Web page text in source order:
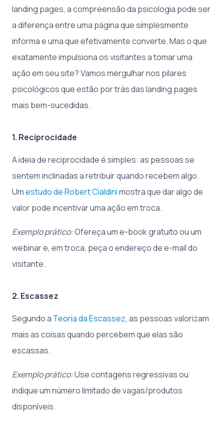
landing pages, a compreensão da psicologia pode ser
a diferença entre uma página que simplesmente
informa e uma que efetivamente converte. Mas o que
exatamente impulsiona os visitantes a tomar uma
ação em seu site? Vamos mergulhar nos pilares
psicológicos que estão por trás das landing pages
mais bem-sucedidas.
1. Reciprocidade
A ideia de reciprocidade é simples: as pessoas se
sentem inclinadas a retribuir quando recebem algo.
Umestudo de Robert Cialdinimostra que dar algo de
valor pode incentivar uma ação em troca.
Exemplo prático:Ofereça um e-book gratuito ou um
webinar e, em troca, peça o endereço de e-mail do
visitante.
2. Escassez
Segundo a Teoria da Escassez, as pessoas valorizam
mais as coisas quando percebem que elas são
escassas.
Exemplo prático:Use contagens regressivas ou
indique um número limitado de vagas/produtos
disponíveis.